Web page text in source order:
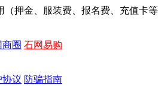
（押金、服装费、报名费、充值卡
圈 石网易购
协议 防骗指南